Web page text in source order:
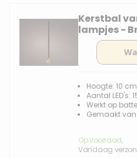
Kerstbal
Hoogte: 10 cm
Aantal LED's:
Werkt op
Gemaakt
Op voorraad,
Vandaag